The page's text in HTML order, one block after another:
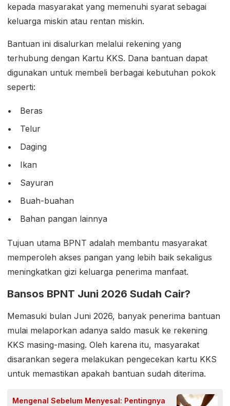
kepada masyarakat yang memenuhi syarat sebagai
keluarga miskin atau rentan miskin.
Bantuan ini disalurkan melalui rekening yang
terhubung dengan Kartu KKS. Dana bantuan dapat
digunakan untuk membeli berbagai kebutuhan pokok
seperti:
Beras
Telur
Daging
Ikan
Sayuran
Buah-buahan
Bahan pangan lainnya
Tujuan utama BPNT adalah membantu masyarakat
memperoleh akses pangan yang lebih baik sekaligus
meningkatkan gizi keluarga penerima manfaat.
Bansos BPNT Juni 2026 Sudah Cair?
Memasuki bulan Juni 2026, banyak penerima bantuan
mulai melaporkan adanya saldo masuk ke rekening
KKS masing-masing. Oleh karena itu, masyarakat
disarankan segera melakukan pengecekan kartu KKS
untuk memastikan apakah bantuan sudah diterima.
Mengenal Sebelum Menyesal: Pentingnya